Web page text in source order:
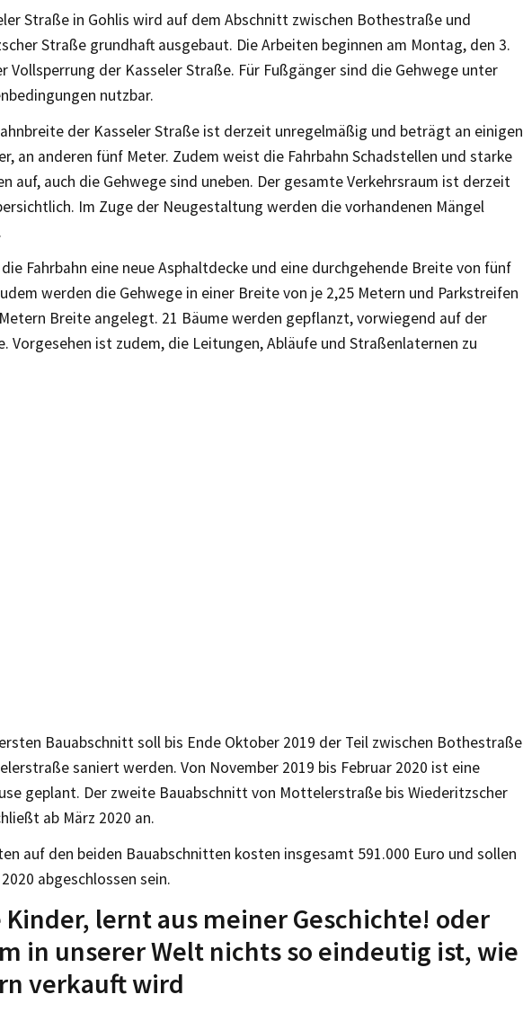
Straße in Gohlis wird auf dem Abschnitt zwischen Bothestraße und
Straße grundhaft ausgebaut. Die Arbeiten beginnen am Montag, den 3.
Vollsperrung der Kasseler Straße. Für Fußgänger sind die Gehwege unter
nutzbar.
der Kasseler Straße ist derzeit unregelmäßig und beträgt an einigen
an anderen fünf Meter. Zudem weist die Fahrbahn Schadstellen und starke
auf, auch die Gehwege sind uneben. Der gesamte Verkehrsraum ist derzeit
Im Zuge der Neugestaltung werden die vorhandenen Mängel
Fahrbahn eine neue Asphaltdecke und eine durchgehende Breite von fünf
werden die Gehwege in einer Breite von je 2,25 Metern und Parkstreifen
Breite angelegt. 21 Bäume werden gepflanzt, vorwiegend auf der
Vorgesehen ist zudem, die Leitungen, Abläufe und Straßenlaternen zu
Bauabschnitt soll bis Ende Oktober 2019 der Teil zwischen Bothestraße
saniert werden. Von November 2019 bis Februar 2020 ist eine
geplant. Der zweite Bauabschnitt von Mottelerstraße bis Wiederitzscher
ab März 2020 an.
auf den beiden Bauabschnitten kosten insgesamt 591.000 Euro und sollen
abgeschlossen sein.
Kinder, lernt aus meiner Geschichte! oder
in unserer Welt nichts so eindeutig ist, wie
verkauft wird